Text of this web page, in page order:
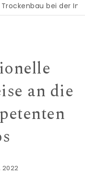
bei der
an die
2022